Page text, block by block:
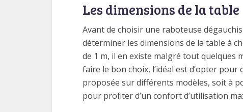
Les dimensions de la table
Avant de choisir une raboteuse
déterminer les dimensions de la table à
de 1 m, il en existe malgré tout quelques
faire le bon choix, l’idéal est d’opter
proposée sur différents modèles, soit à
pour profiter d’un confort d’utilisation